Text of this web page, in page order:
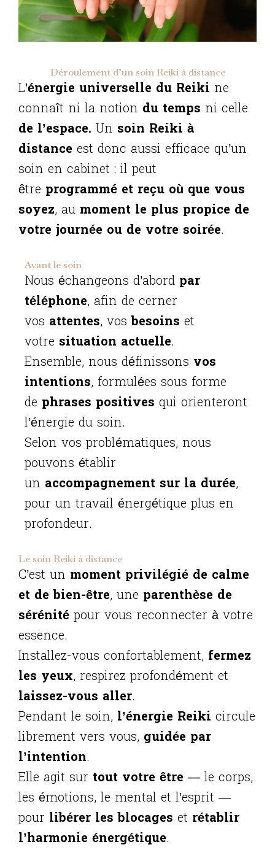
Déroulement d’un soin Reiki à distance
L’énergie universelle du Reiki ne
connaît ni la notion du temps ni celle
de l’espace. Un soin Reiki à
distance est donc aussi efficace qu’un
soin en cabinet : il peut
être programmé et reçu où que vous
soyez, au moment le plus propice de
votre journée ou de votre soirée.
Avant le soin
Nous échangeons d’abord par
téléphone, afin de cerner
vos attentes, vosbesoins et
votre situation actuelle.
Ensemble, nous définissons vos
intentions, formulées sous forme
de phrases positives qui orienteront
l’énergie du soin.
Selon vos problématiques, nous
pouvons établir
un accompagnement sur la durée,
pour un travail énergétique plus en
profondeur.
Le soin Reiki à distance
C’est un moment privilégié de calme
et de bien-être, une parenthèse de
sérénitépour vous reconnecter à votre
essence.
Installez-vous confortablement, fermez
les yeux, respirez profondément et
laissez-vous aller.
Pendant le soin, l’énergie Reiki circule
librement vers vous, guidée par
l’intention.
Elle agit sur tout votre être — le corps,
les émotions, le mental et l’esprit —
pour libérer les blocages et rétablir
l’harmonie énergétique.